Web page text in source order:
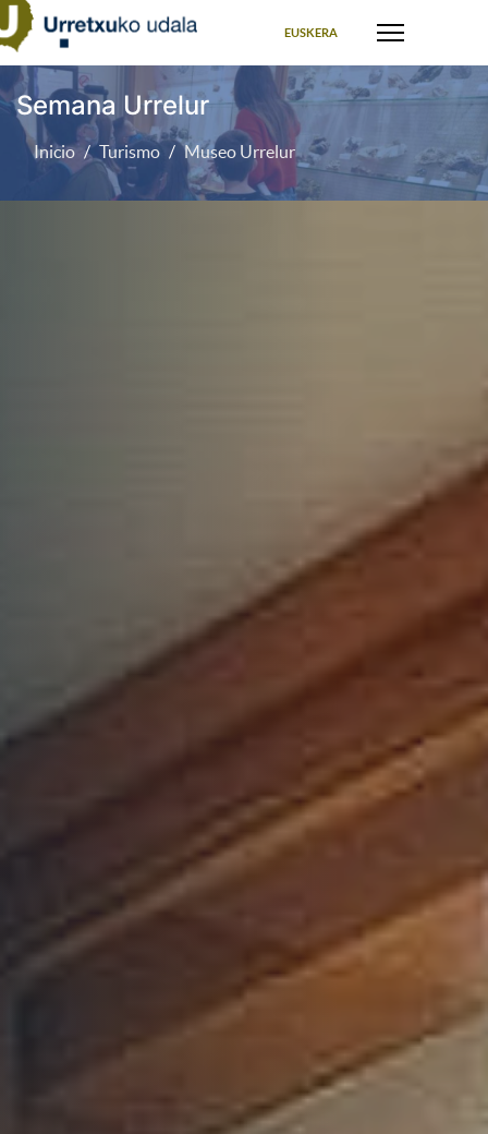
EUSKERA
Semana Urrelur
Inicio Turismo Museo Urrelur